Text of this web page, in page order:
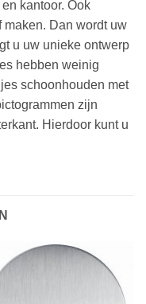
kantoor. Ook
maken. Dan wordt uw
u uw unieke ontwerp
hebben weinig
schoonhouden met
zijn
Hierdoor kunt u